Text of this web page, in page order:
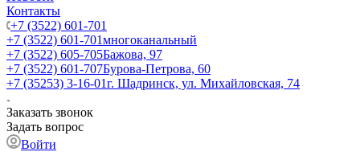
Контакты
+7 (3522) 601-701
+7 (3522) 601-701многоканальный
+7 (3522) 605-705Бажова, 97
+7 (3522) 601-707Бурова-Петрова, 60
+7 (35253) 3-16-01г. Шадринск, ул. Михайловская, 74
Заказать звонок
Задать вопрос
Войти